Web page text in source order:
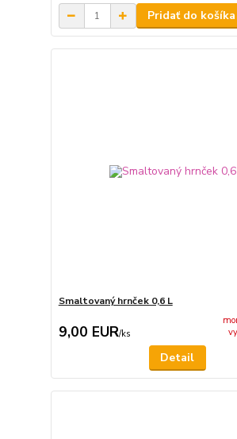
Pridať do košíka
Smaltovaný hrnček 0,6 L
9,00 EUR/ks
Detail